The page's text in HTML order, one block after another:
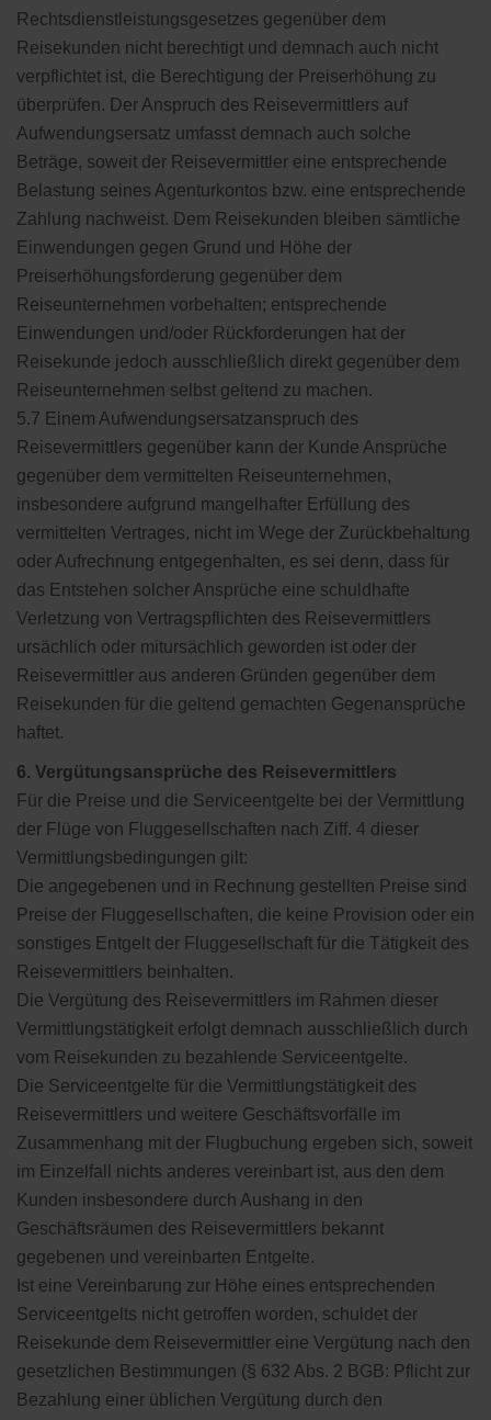
Rechtsdienstleistungsgesetzes gegenüber dem
Reisekunden nicht berechtigt und demnach auch nicht
verpflichtet ist, die Berechtigung der Preiserhöhung zu
überprüfen. Der Anspruch des Reisevermittlers auf
Aufwendungsersatz umfasst demnach auch solche
Beträge, soweit der Reisevermittler eine entsprechende
Belastung seines Agenturkontos bzw. eine entsprechende
Zahlung nachweist. Dem Reisekunden bleiben sämtliche
Einwendungen gegen Grund und Höhe der
Preiserhöhungsforderung gegenüber dem
Reiseunternehmen vorbehalten; entsprechende
Einwendungen und/oder Rückforderungen hat der
Reisekunde jedoch ausschließlich direkt gegenüber dem
Reiseunternehmen selbst geltend zu machen.
5.7 Einem Aufwendungsersatzanspruch des
Reisevermittlers gegenüber kann der Kunde Ansprüche
gegenüber dem vermittelten Reiseunternehmen,
insbesondere aufgrund mangelhafter Erfüllung des
vermittelten Vertrages, nicht im Wege der Zurückbehaltung
oder Aufrechnung entgegenhalten, es sei denn, dass für
das Entstehen solcher Ansprüche eine schuldhafte
Verletzung von Vertragspflichten des Reisevermittlers
ursächlich oder mitursächlich geworden ist oder der
Reisevermittler aus anderen Gründen gegenüber dem
Reisekunden für die geltend gemachten Gegenansprüche
haftet.
6. Vergütungsansprüche des Reisevermittlers
Für die Preise und die Serviceentgelte bei der Vermittlung
der Flüge von Fluggesellschaften nach Ziff. 4 dieser
Vermittlungsbedingungen gilt:
Die angegebenen und in Rechnung gestellten Preise sind
Preise der Fluggesellschaften, die keine Provision oder ein
sonstiges Entgelt der Fluggesellschaft für die Tätigkeit des
Reisevermittlers beinhalten.
Die Vergütung des Reisevermittlers im Rahmen dieser
Vermittlungstätigkeit erfolgt demnach ausschließlich durch
vom Reisekunden zu bezahlende Serviceentgelte.
Die Serviceentgelte für die Vermittlungstätigkeit des
Reisevermittlers und weitere Geschäftsvorfälle im
Zusammenhang mit der Flugbuchung ergeben sich, soweit
im Einzelfall nichts anderes vereinbart ist, aus den dem
Kunden insbesondere durch Aushang in den
Geschäftsräumen des Reisevermittlers bekannt
gegebenen und vereinbarten Entgelte.
Ist eine Vereinbarung zur Höhe eines entsprechenden
Serviceentgelts nicht getroffen worden, schuldet der
Reisekunde dem Reisevermittler eine Vergütung nach den
gesetzlichen Bestimmungen (§ 632 Abs. 2 BGB: Pflicht zur
Bezahlung einer üblichen Vergütung durch den